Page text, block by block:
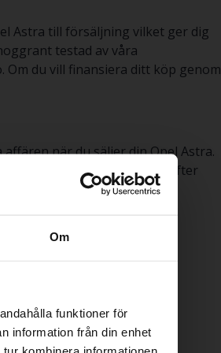
Om
funktioner för
information från din enhet
Astra till försäljning vilket ger dig
testad av våra
du vill finansiera ditt köp genom
när du säljer din Opel Astra.
den åt dig. Därefter